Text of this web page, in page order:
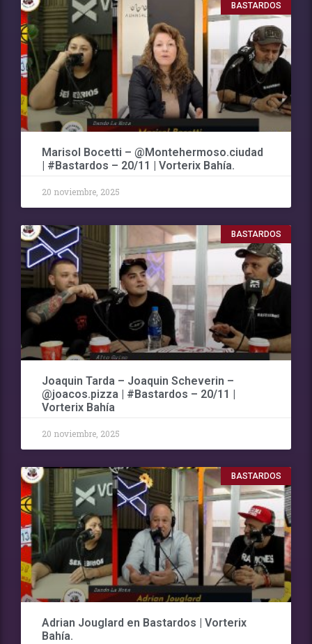
BASTARDOS
Marisol Bocetti – @Montehermoso.ciudad
| #Bastardos – 20/11 | Vorterix Bahía.
20 noviembre, 2025
BASTARDOS
Joaquin Tarda – Joaquin Scheverin –
@joacos.pizza | #Bastardos – 20/11 |
Vorterix Bahía
20 noviembre, 2025
BASTARDOS
Adrian Jouglard en Bastardos | Vorterix
Bahía.